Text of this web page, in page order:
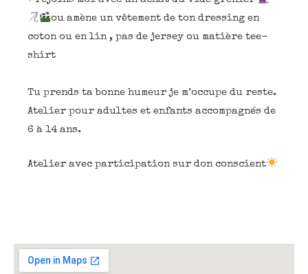
ou amène un vêtement de ton dressing en
coton ou en lin , pas de jersey ou matière tee-
shirt
Tu prends ta bonne humeur je m’occupe du reste.
Atelier pour adultes et enfants accompagnés de
6 à 14 ans.
Atelier avec participation sur don conscient